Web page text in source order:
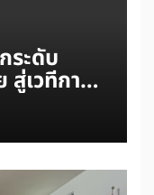
ระดับ
สู่เวทีการ